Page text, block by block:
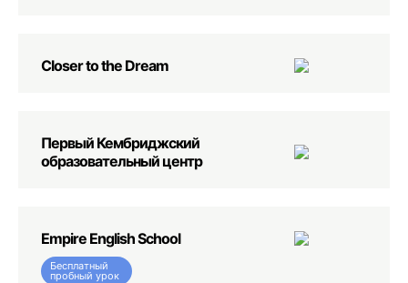
Closer to the Dream
Первый Кембриджский
образовательный центр
Empire English School
Бесплатный
пробный урок